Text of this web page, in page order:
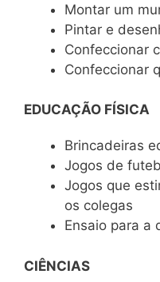
Montar um
Pintar e
Confeccionar
Confeccionar
EDUCAÇÃO FÍSICA
Brincadeiras
Jogos de
Jogos que
os colegas
Ensaio para a
CIÊNCIAS